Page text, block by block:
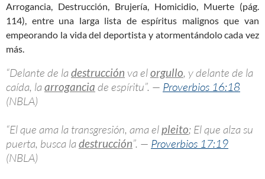
Arrogancia, Destrucción, Brujería, Homicidio, Muerte (pág.
114), entre una larga lista de espíritus malignos que van
empeorando la vida del deportista y atormentándolo cada vez
más.
“Delante de ladestrucción va elorgullo, y delante de la
caída, laarrogancia de espíritu”. — Proverbios 16:18
(NBLA)
“El que ama la transgresión, ama elpleito; El que alza su
puerta, busca ladestrucción”. — Proverbios 17:19
(NBLA)